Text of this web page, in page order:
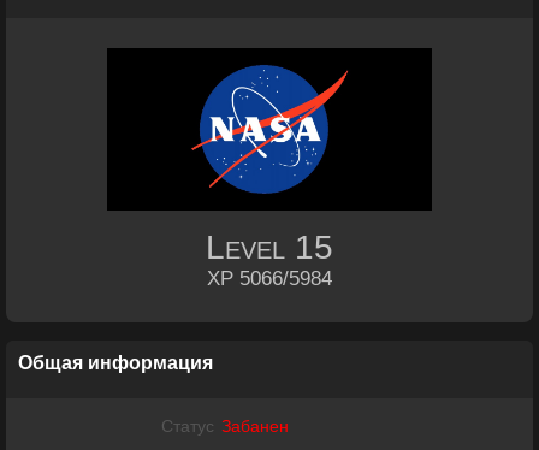
Level 15
XP 5066/5984
Общая информация
Статус Забанен